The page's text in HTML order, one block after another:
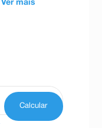
Ver mais